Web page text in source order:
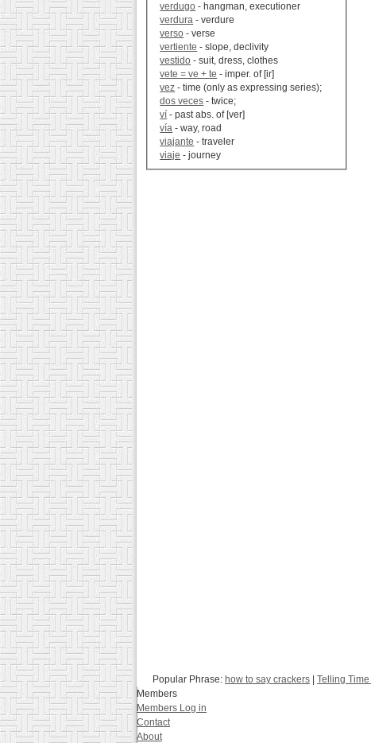
verdugo - hangman, executioner
verdura - verdure
verso - verse
vertiente - slope, declivity
vestido - suit, dress, clothes
vete = ve + te - imper. of [ir]
vez - time (only as expressing series);
dos veces - twice;
ví - past abs. of [ver]
vía - way, road
viajante - traveler
viaje - journey
Popular Phrase: how to say crackers Telling
Members
Members Log in
Contact
About